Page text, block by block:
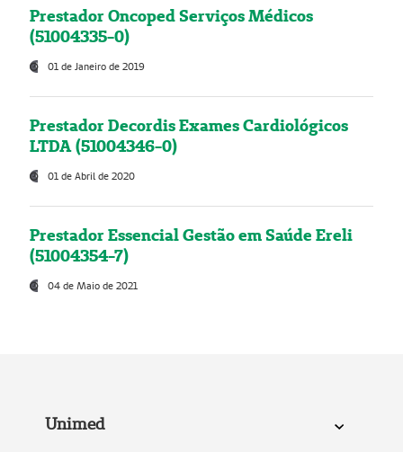
Prestador Oncoped Serviços Médicos
(51004335-0)
01 de Janeiro de 2019
Prestador Decordis Exames Cardiológicos
LTDA (51004346-0)
01 de Abril de 2020
Prestador Essencial Gestão em Saúde Ereli
(51004354-7)
04 de Maio de 2021
Unimed